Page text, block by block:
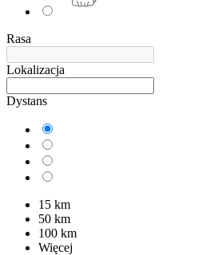
Rasa
Lokalizacja
Dystans
15 km
50 km
100 km
Więcej